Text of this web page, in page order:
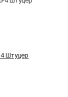
Штуцер